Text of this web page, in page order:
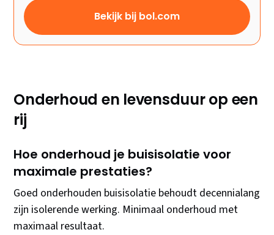
Bekijk bij bol.com
Onderhoud en levensduur op een
rij
Hoe onderhoud je buisisolatie voor
maximale prestaties?
Goed onderhouden buisisolatie behoudt decennialang
zijn isolerende werking. Minimaal onderhoud met
maximaal resultaat.